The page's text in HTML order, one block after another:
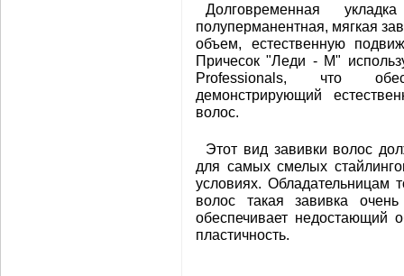
Долговременная
полуперманентная, мягкая
объем, естественную
Причесок "Леди - М"
Professionals, что
демонстрирующий
волос.
Этот вид завивки волос
для самых смелых
условиях. Обладательницам
волос такая завивка
обеспечивает недостающий
пластичность.